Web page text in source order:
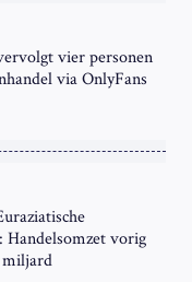
vier personen
via OnlyFans
Handelsomzet vorig
miljard